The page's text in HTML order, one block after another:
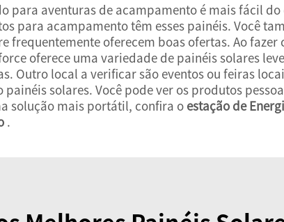
para aventuras de acampamento é mais fácil
para acampamento têm esses painéis. Você
oferecem boas ofertas. Ao
oferece uma variedade de painéis solares
Outro local a verificar são eventos ou feiras
solares. Você pode ver os produtos
solução mais portátil, confira o estação de
.